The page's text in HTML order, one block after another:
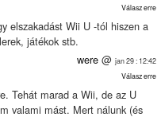
Válasz erre
elszakadást Wii U -tól hiszen a
játékok stb.
were @ jan 29 : 12:42
Válasz erre
Tehát marad a Wii, de az U
valami mást. Mert nálunk (és